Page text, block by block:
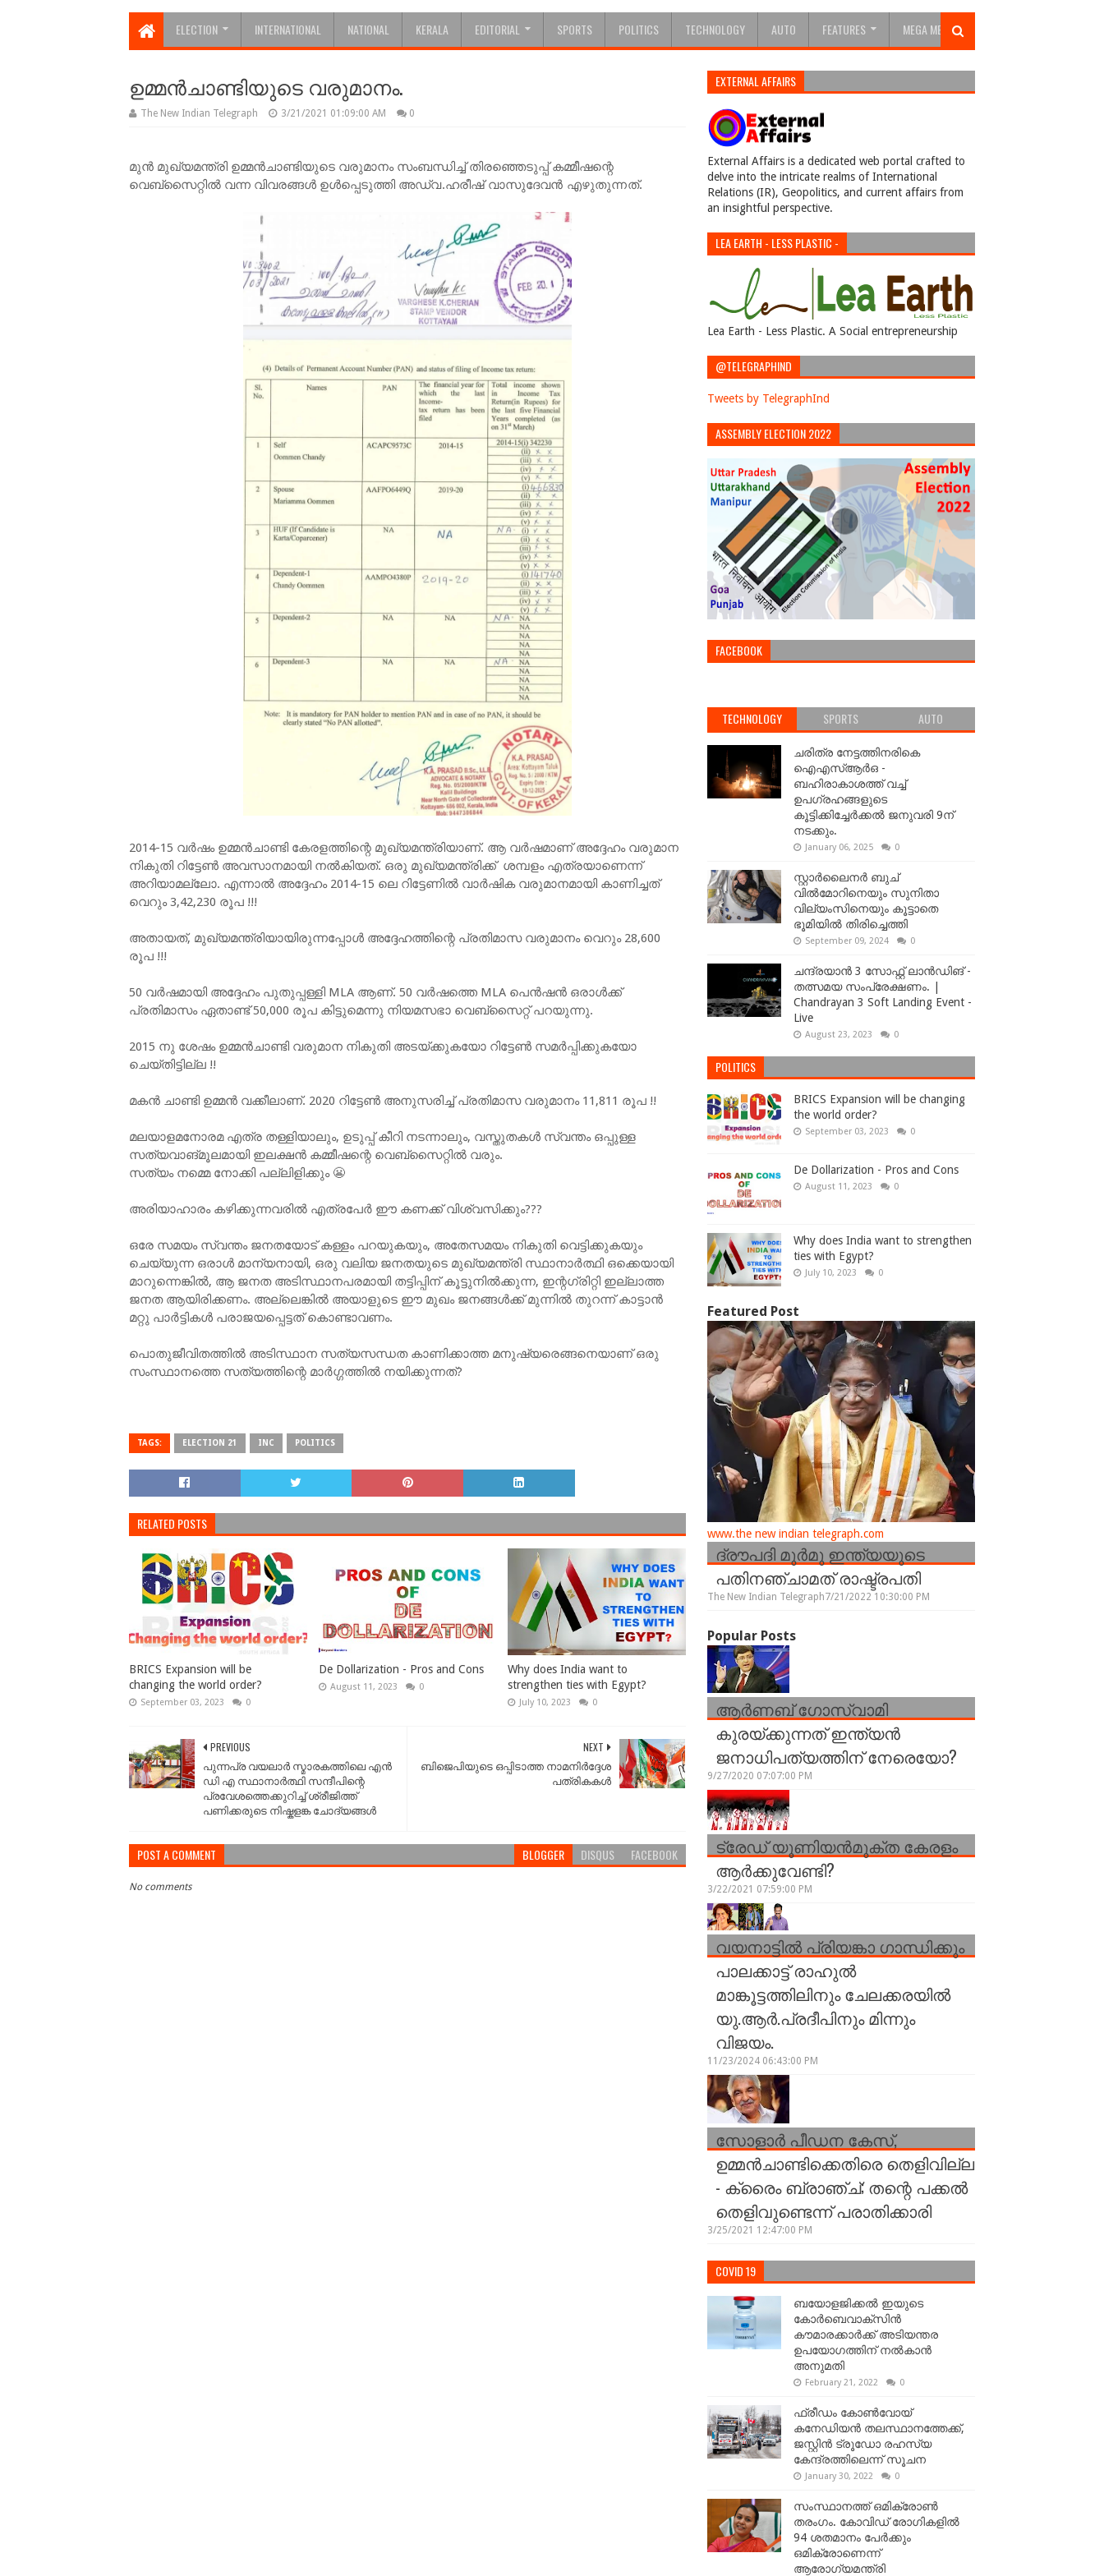
ELECTION INTERNATIONAL NATIONAL KERALA EDITORIAL SPORTS POLITICS TECHNOLOGY AUTO FEATURES MEGA MENU
ഉമ്മൻചാണ്ടിയുടെ വരുമാനം.
The New Indian Telegraph 3/21/2021 01:09:00 AM 0
മുൻ മുഖ്യമന്ത്രി ഉമ്മൻചാണ്ടിയുടെ വരുമാനം സംബന്ധിച്ച് തിരഞ്ഞെടുപ്പ് കമ്മീഷന്റെ
വെബ്‌സൈറ്റിൽ വന്ന വിവരങ്ങൾ ഉൾപ്പെടുത്തി അഡ്വ.ഹരീഷ് വാസുദേവൻ എഴുതുന്നത്.
2014-15 വർഷം ഉമ്മൻചാണ്ടി കേരളത്തിന്റെ മുഖ്യമന്ത്രിയാണ്. ആ വർഷമാണ് അദ്ദേഹം വരുമാന
നികുതി റിട്ടേൺ അവസാനമായി നൽകിയത്. ഒരു മുഖ്യമന്ത്രിക്ക് ശമ്പളം എത്രയാണെന്ന്
അറിയാമല്ലോ. എന്നാൽ അദ്ദേഹം 2014-15 ലെ റിട്ടേണിൽ വാർഷിക വരുമാനമായി കാണിച്ചത്
വെറും 3,42,230 രൂപ !!!
അതായത്, മുഖ്യമന്ത്രിയായിരുന്നപ്പോൾ അദ്ദേഹത്തിന്റെ പ്രതിമാസ വരുമാനം വെറും 28,600
രൂപ !!!
50 വർഷമായി അദ്ദേഹം പുതുപ്പള്ളി MLA ആണ്. 50 വർഷത്തെ MLA പെൻഷൻ ഒരാൾക്ക്
പ്രതിമാസം ഏതാണ്ട് 50,000 രൂപ കിട്ടുമെന്നു നിയമസഭാ വെബ്‌സൈറ്റ് പറയുന്നു.
2015 നു ശേഷം ഉമ്മൻചാണ്ടി വരുമാന നികുതി അടയ്ക്കുകയോ റിട്ടേൺ സമർപ്പിക്കുകയോ
ചെയ്തിട്ടില്ല !!
മകൻ ചാണ്ടി ഉമ്മൻ വക്കീലാണ്. 2020 റിട്ടേൺ അനുസരിച്ച് പ്രതിമാസ വരുമാനം 11,811 രൂപ !!
മലയാളമനോരമ എത്ര തള്ളിയാലും, ഉടുപ്പ് കീറി നടന്നാലും, വസ്തുതകൾ സ്വന്തം ഒപ്പുള്ള
സത്യവാങ്മൂലമായി ഇലക്ഷൻ കമ്മീഷന്റെ വെബ്‌സൈറ്റിൽ വരും.
സത്യം നമ്മെ നോക്കി പല്ലിളിക്കും 😬
അരിയാഹാരം കഴിക്കുന്നവരിൽ എത്രപേർ ഈ കണക്ക് വിശ്വസിക്കും???
ഒരേ സമയം സ്വന്തം ജനതയോട് കള്ളം പറയുകയും, അതേസമയം നികുതി വെട്ടിക്കുകയും
ചെയ്യുന്ന ഒരാൾ മാന്യനായി, ഒരു വലിയ ജനതയുടെ മുഖ്യമന്ത്രി സ്ഥാനാർത്ഥി ഒക്കെയായി
മാറുന്നെങ്കിൽ, ആ ജനത അടിസ്ഥാനപരമായി തട്ടിപ്പിന് കൂട്ടുനിൽക്കുന്ന, ഇന്റഗ്രിറ്റി ഇല്ലാത്ത
ജനത ആയിരിക്കണം. അല്ലെങ്കിൽ അയാളുടെ ഈ മുഖം ജനങ്ങൾക്ക് മുന്നിൽ തുറന്ന് കാട്ടാൻ
മറ്റു പാർട്ടികൾ പരാജയപ്പെട്ടത് കൊണ്ടാവണം.
പൊതുജീവിതത്തിൽ അടിസ്ഥാന സത്യസന്ധത കാണിക്കാത്ത മനുഷ്യരെങ്ങനെയാണ് ഒരു
സംസ്ഥാനത്തെ സത്യത്തിന്റെ മാർഗ്ഗത്തിൽ നയിക്കുന്നത്?
TAGS: ELECTION 21 INC POLITICS
RELATED POSTS
BRICS Expansion will be
changing the world order?
September 03, 2023 0
De Dollarization - Pros and Cons
August 11, 2023 0
Why does India want to
strengthen ties with Egypt?
July 10, 2023 0
NEXT
ബിജെപിയുടെ ഒപ്പിടാത്ത നാമനിർദ്ദേശ
പത്രികകൾ
PREVIOUS
പുന്നപ്ര വയലാർ സ്മാരകത്തിലെ എൻ
ഡി എ സ്ഥാനാർത്ഥി സന്ദീപിന്റെ
പ്രവേശത്തെക്കുറിച്ച് ശ്രീജിത്ത്
പണിക്കരുടെ നിഷ്കളങ്ക ചോദ്യങ്ങൾ
POST A COMMENT BLOGGER DISQUS FACEBOOK
No comments
EXTERNAL AFFAIRS
External Affairs is a dedicated web portal crafted to
delve into the intricate realms of International
Relations (IR), Geopolitics, and current affairs from
an insightful perspective.
LEA EARTH - LESS PLASTIC -
Lea Earth - Less Plastic. A Social entrepreneurship
@TELEGRAPHIND
Tweets by TelegraphInd
ASSEMBLY ELECTION 2022
FACEBOOK
TECHNOLOGY SPORTS AUTO
ചരിത്ര നേട്ടത്തിനരികെ
ഐഎസ്ആർഒ -
ബഹിരാകാശത്ത് വച്ച്
ഉപഗ്രഹങ്ങളുടെ
കൂട്ടിക്കിച്ചേർക്കൽ ജനുവരി 9ന്
നടക്കും.
January 06, 2025 0
സ്റ്റാർലൈനർ ബുച്
വിൽമോറിനെയും സുനിതാ
വില്യംസിനെയും കൂട്ടാതെ
ഭൂമിയിൽ തിരിച്ചെത്തി
September 09, 2024 0
ചന്ദ്രയാൻ 3 സോഫ്റ്റ് ലാൻഡിങ് -
തത്സമയ സംപ്രേക്ഷണം. |
Chandrayan 3 Soft Landing Event -
Live
August 23, 2023 0
POLITICS
BRICS Expansion will be changing
the world order?
September 03, 2023 0
De Dollarization - Pros and Cons
August 11, 2023 0
Why does India want to strengthen
ties with Egypt?
July 10, 2023 0
Featured Post
www.the new indian telegraph.com
ദ്രൗപദി മുർമു ഇന്ത്യയുടെ
പതിനഞ്ചാമത് രാഷ്ട്രപതി
The New Indian Telegraph7/21/2022 10:30:00 PM
Popular Posts
ആർണബ് ഗോസ്വാമി
കുരയ്ക്കുന്നത് ഇന്ത്യൻ
ജനാധിപത്യത്തിന് നേരെയോ?
9/27/2020 07:07:00 PM
ട്രേഡ് യൂണിയന്‍മുക്ത കേരളം
ആര്‍ക്കുവേണ്ടി?
3/22/2021 07:59:00 PM
വയനാട്ടിൽ പ്രിയങ്കാ ഗാന്ധിക്കും
പാലക്കാട്ട് രാഹുൽ
മാങ്കൂട്ടത്തിലിനും ചേലക്കരയിൽ
യു.ആർ.പ്രദീപിനും മിന്നും
വിജയം.
11/23/2024 06:43:00 PM
സോളാർ പീഡന കേസ്,
ഉമ്മൻചാണ്ടിക്കെതിരെ തെളിവില്ല
- ക്രൈം ബ്രാഞ്ച്; തന്റെ പക്കൽ
തെളിവുണ്ടെന്ന് പരാതിക്കാരി
3/25/2021 12:47:00 PM
COVID 19
ബയോളജിക്കല്‍ ഇയുടെ
കോര്‍ബെവാക്സിൻ
കൗമാരക്കാർക്ക് അടിയന്തര
ഉപയോഗത്തിന് നൽകാൻ
അനുമതി
February 21, 2022 0
ഫ്രീഡം കോണ്‍വോയ്
കനേഡിയന്‍ തലസ്ഥാനത്തേക്ക്,
ജസ്റ്റിൻ ട്രൂഡോ രഹസ്യ
കേന്ദ്രത്തിലെന്ന് സൂചന
January 30, 2022 0
സംസ്ഥാനത്ത് ഒമിക്രോണ്‍
തരംഗം. കോവിഡ് രോഗികളിൽ
94 ശതമാനം പേർക്കും
ഒമിക്രോണെന്ന്
ആരോഗ്യമന്ത്രി